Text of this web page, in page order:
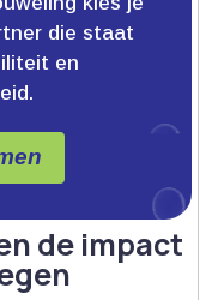
die staat
en
de impact